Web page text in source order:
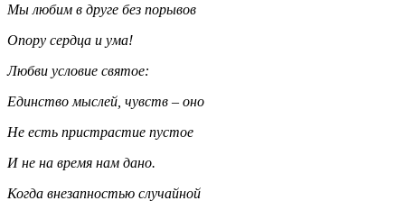
Мы любим в друге без порывов
Опору сердца и ума!
Любви условие святое:
Единство мыслей, чувств – оно
Не есть пристрастие пустое
И не на время нам дано.
Когда внезапностью случайной